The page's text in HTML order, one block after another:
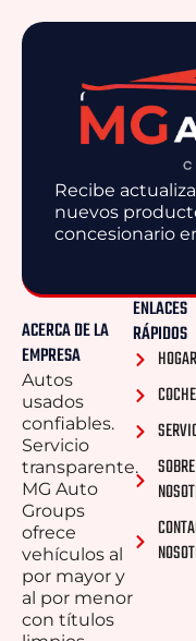
Recibe
nuevos
concesionario
ACERCA DE LA
EMPRESA
Autos
usados ​​
confiables.
Servicio
transparente.
MG Auto
Groups
ofrece
vehículos al
por mayor y
al por menor
con títulos
ENLACES
RÁPIDOS
HOGAR
SOBRE